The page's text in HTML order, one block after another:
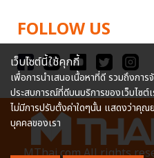
FOLLOW US
MThai.com All rights
เว็บไซต์นี้ใช้คุกกี้
เพื่อการนำเสนอเนื้อหาที่ดี รวมถึงกา
ประสบการณ์ที่ดีบนบริการของเว็บไซต์
ไม่มีการปรับตั้งค่าใดๆนั้น แสดงว่าคุณ
บุคคลของเรา